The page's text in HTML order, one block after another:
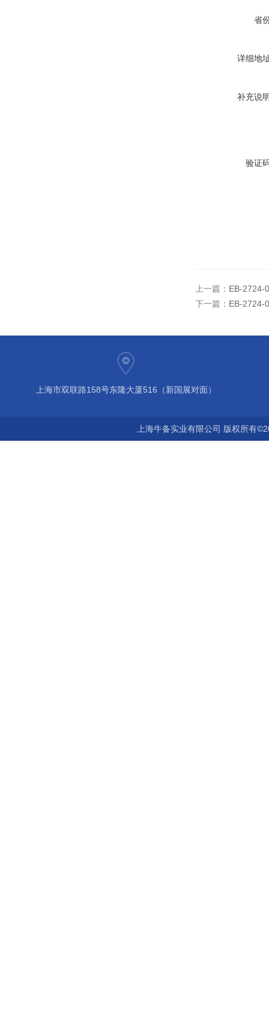
省
详细地
补充说
验证
上一篇： EB-2724-
下一篇： EB-2724-
上海市双联路158号东隆大厦516（新国展对面）
上海牛备实业有限公司 版权所有